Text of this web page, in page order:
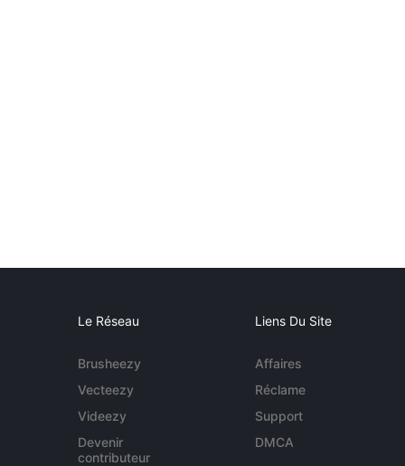
Le Réseau
Brusheezy
Vecteezy
Videezy
Devenir
contributeur
Liens Du Site
Affaires
Réclame
Support
DMCA